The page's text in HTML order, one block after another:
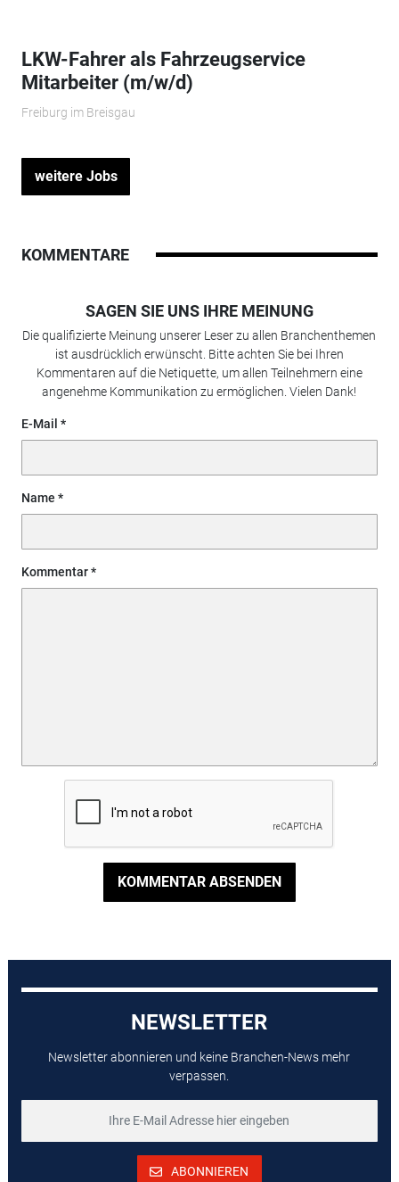
LKW-Fahrer als Fahrzeugservice
Mitarbeiter (m/w/d)
Freiburg im Breisgau
weitere Jobs
KOMMENTARE
SAGEN SIE UNS IHRE MEINUNG
Die qualifizierte Meinung unserer Leser zu allen Branchenthemen
ist ausdrücklich erwünscht. Bitte achten Sie bei Ihren
Kommentaren auf die Netiquette, um allen Teilnehmern eine
angenehme Kommunikation zu ermöglichen. Vielen Dank!
E-Mail
Name
Kommentar
KOMMENTAR ABSENDEN
NEWSLETTER
Newsletter abonnieren und keine Branchen-News mehr
verpassen.
ABONNIEREN